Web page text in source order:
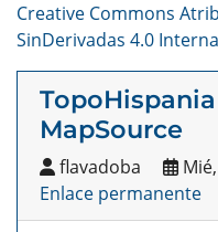
Creative Commons
SinDerivadas 4.0
MapSource
flavadoba
Enlace permanente